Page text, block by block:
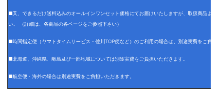
■又、できるだけ送料込みのオールインワンセット価格にてお届けいたしますが、取扱商品よ
い。 （詳細は、各商品の各ページをご参照下さい）
■時間指定便（ヤマトタイムサービス・佐川TOP便など）のご利用の場合は、別途実費をご負
■北海道、沖縄県、離島及び一部地域については別途実費をご負担いただきます。
■航空便・海外の場合は別途実費をご負担いただきます。